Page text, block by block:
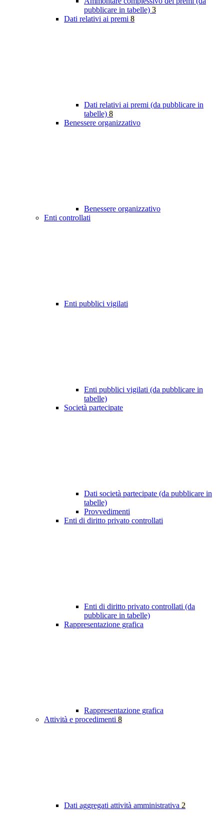
pubblicare in tabelle) 3
Dati relativi ai premi 8
Dati relativi ai premi (da pubblicare in
tabelle) 8
Benessere organizzativo
Benessere organizzativo
Enti controllati
Enti pubblici vigilati
Enti pubblici vigilati (da pubblicare in
tabelle)
Società partecipate
Dati società partecipate (da pubblicare in
tabelle)
Provvedimenti
Enti di diritto privato controllati
Enti di diritto privato controllati (da
pubblicare in tabelle)
Rappresentazione grafica
Rappresentazione grafica
Attività e procedimenti 8
Dati aggregati attività amministrativa 2